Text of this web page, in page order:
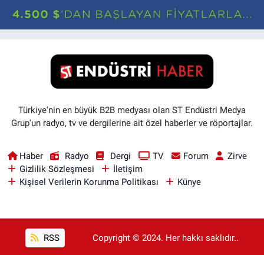
Türkiye'nin en büyük B2B medyası olan ST Endüstri Medya
Grup'un radyo, tv ve dergilerine ait özel haberler ve röportajlar.
Haber Radyo Dergi TV Forum
Zirve
Gizlilik Sözleşmesi
İletişim
Kişisel Verilerin Korunma Politikası
Künye
RSS Copyright © 2024. Her hakkı saklıdır..